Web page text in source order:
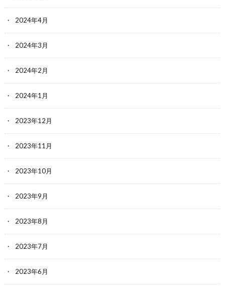
2024年4月
2024年3月
2024年2月
2024年1月
2023年12月
2023年11月
2023年10月
2023年9月
2023年8月
2023年7月
2023年6月